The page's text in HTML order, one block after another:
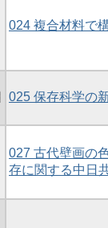
024 複合材料で
025 保存科学の
027 古代壁画の
存に関する中日